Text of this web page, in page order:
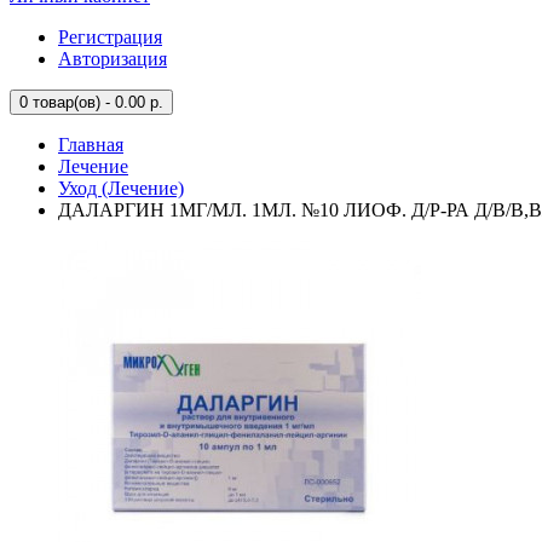
Регистрация
Авторизация
0 товар(ов) - 0.00 р.
Главная
Лечение
Уход (Лечение)
ДАЛАРГИН 1МГ/МЛ. 1МЛ. №10 ЛИОФ. Д/Р-РА Д/В/